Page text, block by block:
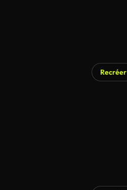
Recréer